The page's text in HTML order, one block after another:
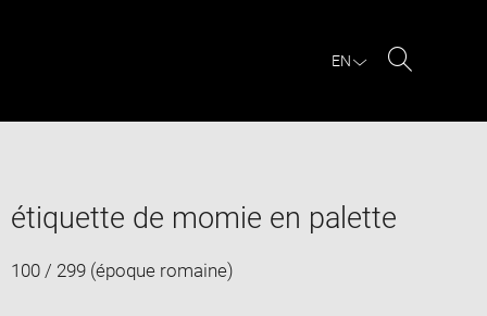
EN
étiquette de momie en palette
100 / 299 (époque romaine)